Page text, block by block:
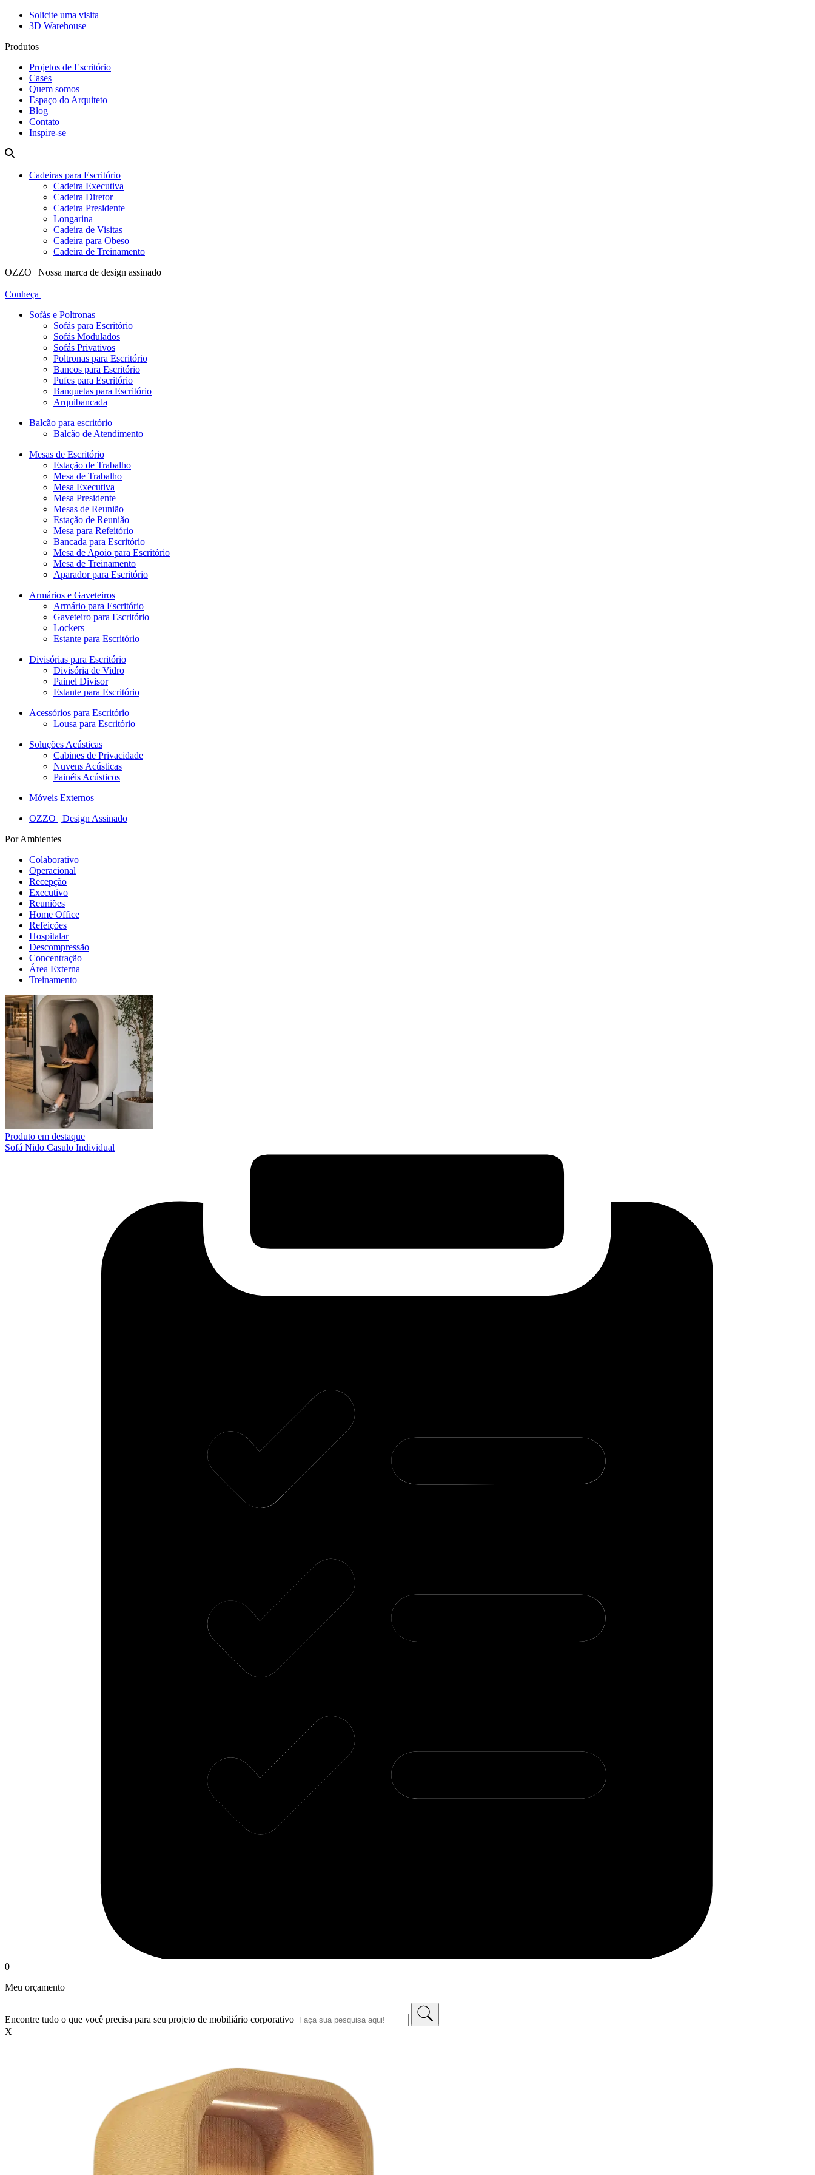
Solicite uma visita
3D Warehouse
Produtos
Projetos de Escritório
Cases
Quem somos
Espaço do Arquiteto
Blog
Contato
Inspire-se
Cadeiras para Escritório
Cadeira Executiva
Cadeira Diretor
Cadeira Presidente
Longarina
Cadeira de Visitas
Cadeira para Obeso
Cadeira de Treinamento
OZZO | Nossa marca de design assinado
Conheça
Sofás e Poltronas
Sofás para Escritório
Sofás Modulados
Sofás Privativos
Poltronas para Escritório
Bancos para Escritório
Pufes para Escritório
Banquetas para Escritório
Arquibancada
Balcão para escritório
Balcão de Atendimento
Mesas de Escritório
Estação de Trabalho
Mesa de Trabalho
Mesa Executiva
Mesa Presidente
Mesas de Reunião
Estação de Reunião
Mesa para Refeitório
Bancada para Escritório
Mesa de Apoio para Escritório
Mesa de Treinamento
Aparador para Escritório
Armários e Gaveteiros
Armário para Escritório
Gaveteiro para Escritório
Lockers
Estante para Escritório
Divisórias para Escritório
Divisória de Vidro
Painel Divisor
Estante para Escritório
Acessórios para Escritório
Lousa para Escritório
Soluções Acústicas
Cabines de Privacidade
Nuvens Acústicas
Painéis Acústicos
Móveis Externos
OZZO | Design Assinado
Por Ambientes
Colaborativo
Operacional
Recepção
Executivo
Reuniões
Home Office
Refeições
Hospitalar
Descompressão
Concentração
Área Externa
Treinamento
Produto em destaque
Sofá Nido Casulo Individual
0
Meu orçamento
Encontre tudo o que você precisa para seu projeto de mobiliário corporativo
X